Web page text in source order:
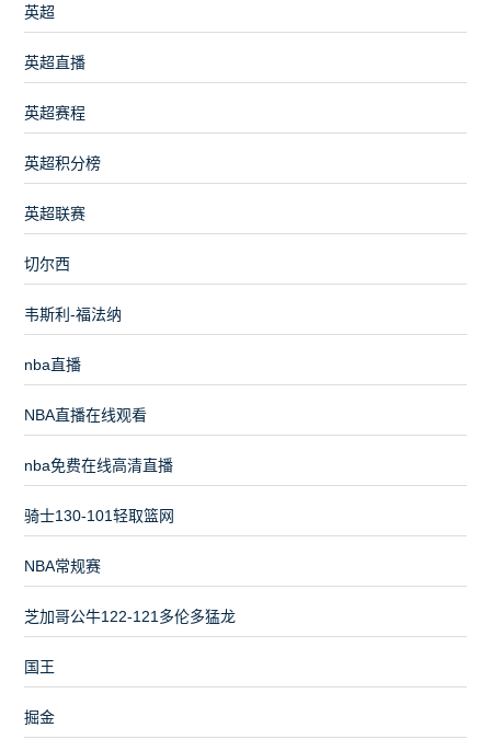
英超
英超直播
英超赛程
英超积分榜
英超联赛
切尔西
韦斯利-福法纳
nba直播
NBA直播在线观看
nba免费在线高清直播
骑士130-101轻取篮网
NBA常规赛
芝加哥公牛122-121多伦多猛龙
国王
掘金